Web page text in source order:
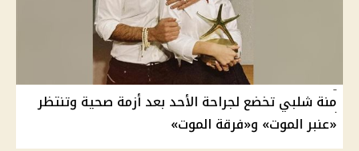
منة شلبي تخضع لجراحة الأحد بعد أزمة صحية وتنتظر
«عنبر الموت» و«فرقة الموت»